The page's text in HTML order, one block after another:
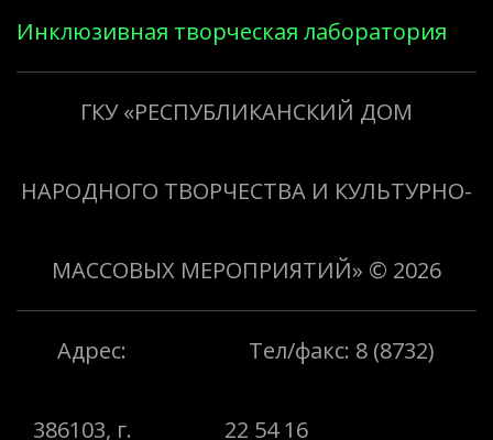
Инклюзивная творческая лаборатория
«Творить добро»
ГКУ «РЕСПУБЛИКАНСКИЙ ДОМ
НАРОДНОГО ТВОРЧЕСТВА И КУЛЬТУРНО-
МАССОВЫХ МЕРОПРИЯТИЙ» © 2026
Адрес:
386103, г.
Тел/факс: 8 (8732)
22 54 16